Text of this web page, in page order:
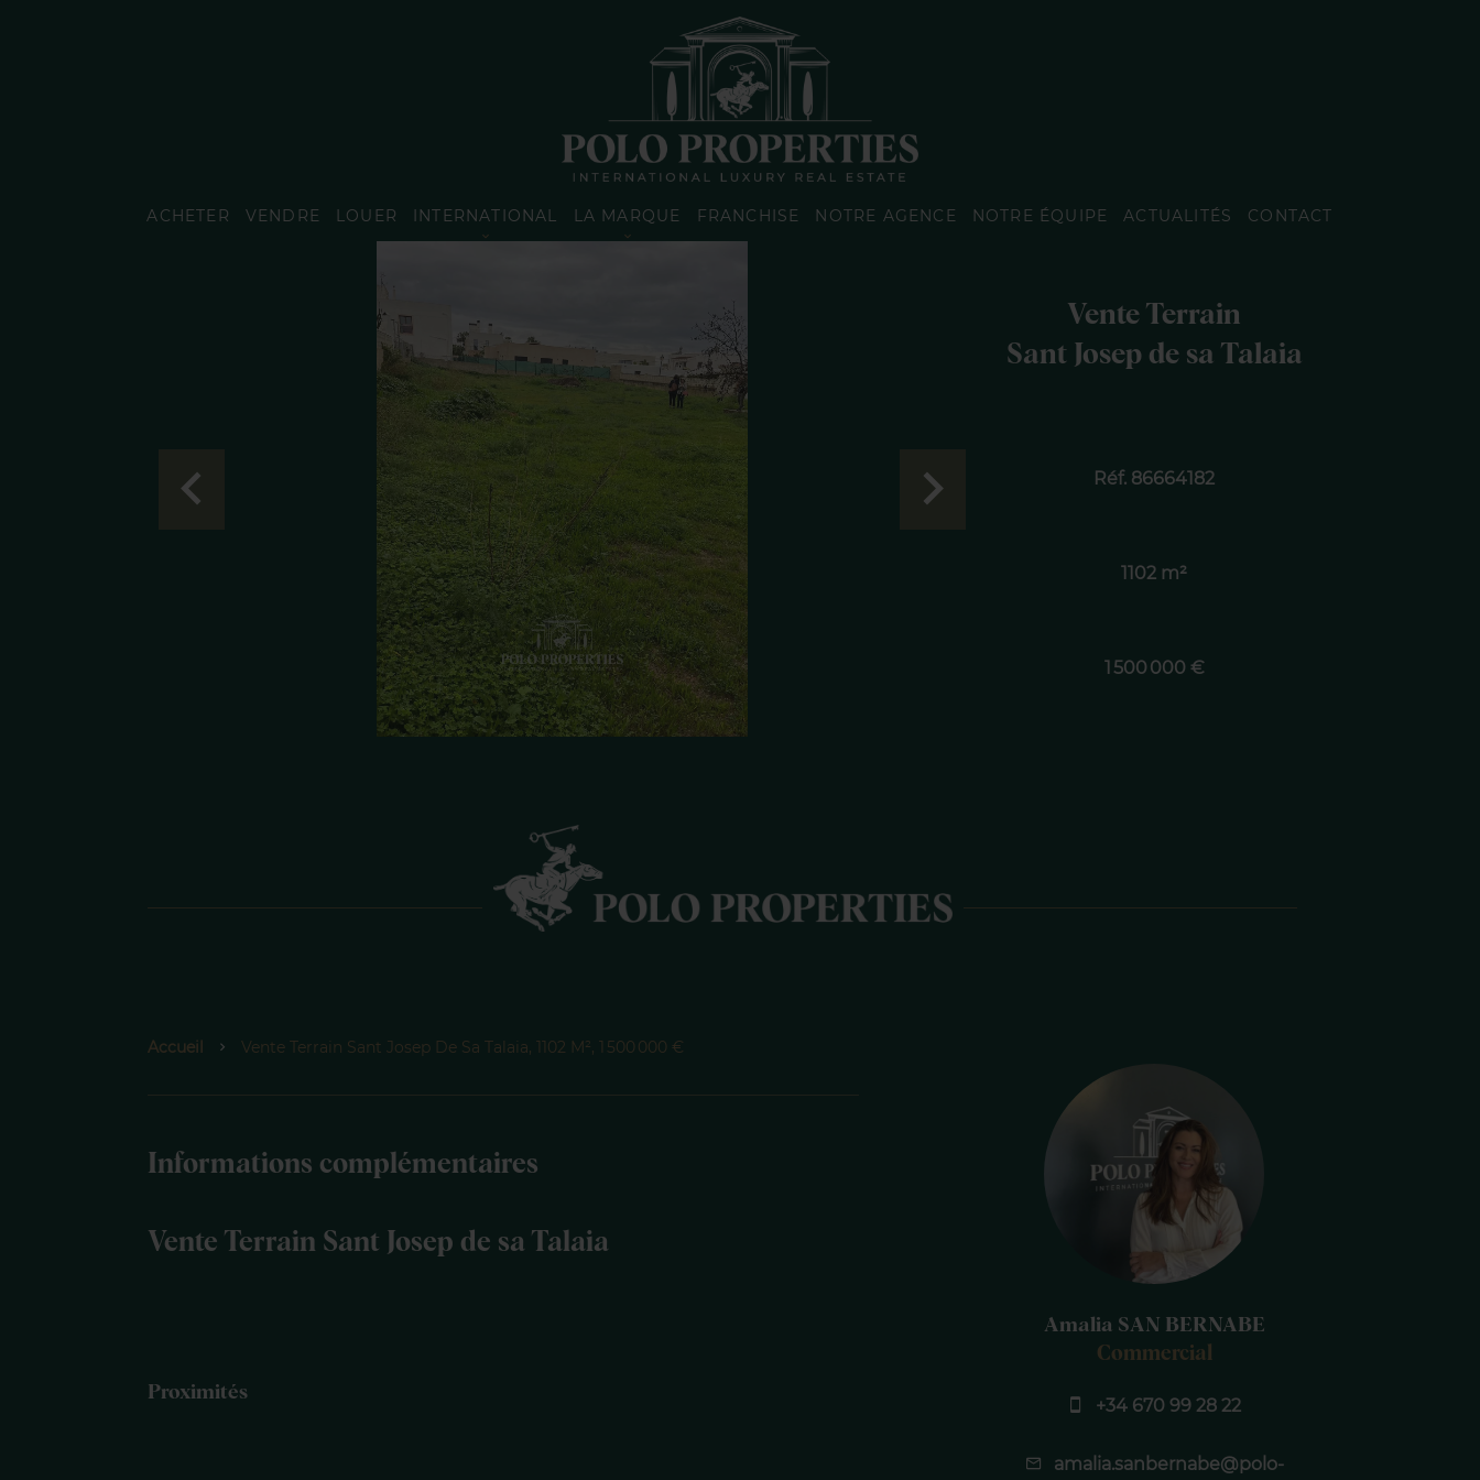
ACHETER VENDRE LOUER INTERNATIONAL LA MARQUE FRANCHISE NOTRE AGENCE NOTRE ÉQUIPE ACTUALITÉS CONTACT
Vente Terrain
Sant Josep de sa Talaia
Réf. 86664182
1102 m²
1 500 000 €
Accueil Vente Terrain Sant Josep De Sa Talaia, 1102 M², 1 500 000 €
Informations complémentaires
Vente Terrain Sant Josep de sa Talaia
Proximités
Amalia SAN BERNABE
Commercial
+34 670 99 28 22
amalia.sanbernabe@polo-